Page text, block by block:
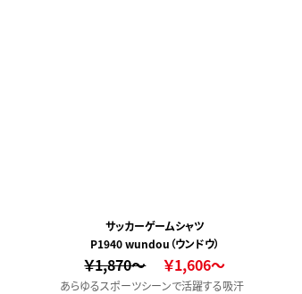
サッカーゲームシャツ
P1940 wundou（ウンドウ）
￥1,870～ ￥1,606～
あらゆるスポーツシーンで活躍する吸汗